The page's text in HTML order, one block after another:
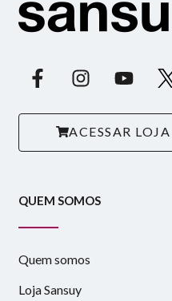
ACESSAR LOJA
QUEM SOMOS
Quem somos
Loja Sansuy